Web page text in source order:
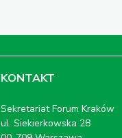
KONTAKT
Sekretariat Forum Kraków
ul. Siekierkowska 28